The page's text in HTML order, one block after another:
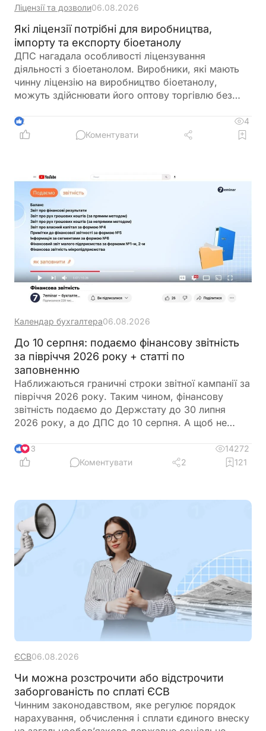
Ліцензії та дозволи06.08.2026
Які ліцензії потрібні для виробництва,
імпорту та експорту біоетанолу
ДПС нагадала особливості ліцензування
діяльності з біоетанолом. Виробники, які мають
чинну ліцензію на виробництво біоетанолу,
можуть здійснювати його оптову торгівлю без
імпорту, експорту та інших операцій із
біоетанолом закон встановлює окремі вимоги, а
2
4
Коментувати
Календар бухгалтера06.08.2026
До 10 серпня: подаємо фінансову звітність
за півріччя 2026 року + статті по
заповненню
Наближаються граничні строки звітної кампанії за
півріччя 2026 року. Таким чином, фінансову
звітність подаємо до Держстату до 30 липня
2026 року, а до ДПС до 10 серпня. А щоб не
одному місці
13
14272
Коментувати
2 121
ЄСВ06.08.2026
Чи можна розстрочити або відстрочити
заборгованість по сплаті ЄСВ
Чинним законодавством, яке регулює порядок
нарахування, обчислення і сплати єдиного внеску